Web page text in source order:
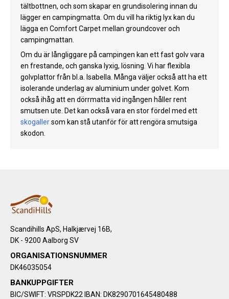
tältbottnen, och som skapar en grundisolering innan du
lägger en campingmatta. Om du vill ha riktig lyx kan du
lägga en Comfort Carpet mellan groundcover och
campingmattan.
Om du är långliggare på campingen kan ett fast golv vara
en frestande, och ganska lyxig, lösning. Vi har flexibla
golvplattor från bl.a. Isabella. Många väljer också att ha ett
isolerande underlag av aluminium under golvet. Kom
också ihåg att en dörrmatta vid ingången håller rent
smutsen ute. Det kan också vara en stor fördel med ett
skogallersom kan stå utanför för att rengöra smutsiga
skodon.
Scandihills ApS, Halkjærvej 16B,
DK - 9200 Aalborg SV
ORGANISATIONSNUMMER
DK46035054
BANKUPPGIFTER
BIC/SWIFT: VRSPDK22 IBAN: DK8290701645480488